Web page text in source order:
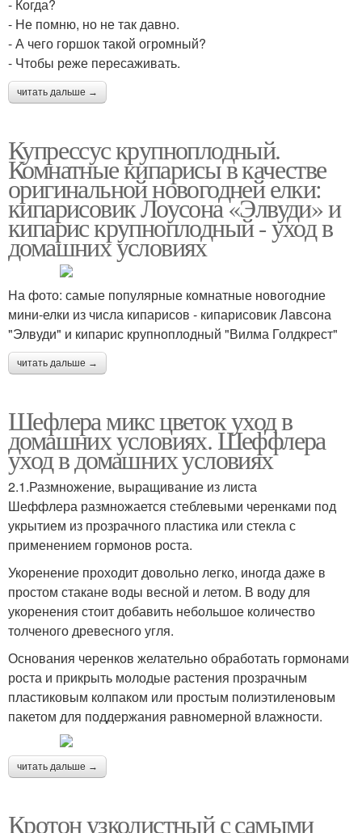
- Когда?
- Не помню, но не так давно.
- А чего горшок такой огромный?
- Чтобы реже пересаживать.
читать дальше →
Купрессус крупноплодный.
Комнатные кипарисы в качестве
оригинальной новогодней елки:
кипарисовик Лоусона «Элвуди» и
кипарис крупноплодный - уход в
домашних условиях
На фото: самые популярные комнатные новогодние
мини-елки из числа кипарисов - кипарисовик Лавсона
"Элвуди" и кипарис крупноплодный "Вилма Голдкрест"
читать дальше →
Шефлера микс цветок уход в
домашних условиях. Шеффлера
уход в домашних условиях
2.1.Размножение, выращивание из листа
Шеффлера размножается стеблевыми черенками под
укрытием из прозрачного пластика или стекла с
применением гормонов роста.
Укоренение проходит довольно легко, иногда даже в
простом стакане воды весной и летом. В воду для
укоренения стоит добавить небольшое количество
толченого древесного угля.
Основания черенков желательно обработать гормонами
роста и прикрыть молодые растения прозрачным
пластиковым колпаком или простым полиэтиленовым
пакетом для поддержания равномерной влажности.
читать дальше →
Кротон узколистный с самыми